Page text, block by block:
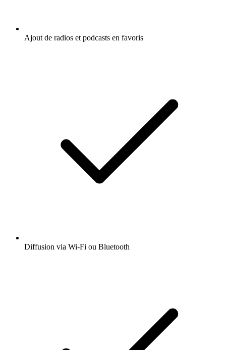
Ajout de radios et podcasts en favoris
Diffusion via Wi-Fi ou Bluetooth